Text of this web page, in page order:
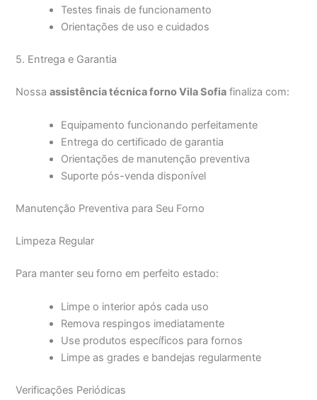
Testes finais de funcionamento
Orientações de uso e cuidados
5. Entrega e Garantia
Nossaassistência técnica forno Vila Sofia finaliza com:
Equipamento funcionando perfeitamente
Entrega do certificado de garantia
Orientações de manutenção preventiva
Suporte pós-venda disponível
Manutenção Preventiva para Seu Forno
Limpeza Regular
Para manter seu forno em perfeito estado:
Limpe o interior após cada uso
Remova respingos imediatamente
Use produtos específicos para fornos
Limpe as grades e bandejas regularmente
Verificações Periódicas